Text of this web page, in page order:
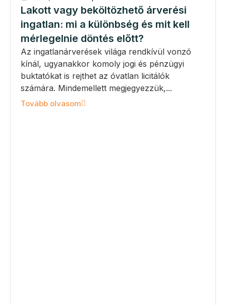
Lakott vagy beköltözhető árverési
ingatlan: mi a különbség és mit kell
mérlegelnie döntés előtt?
Az ingatlanárverések világa rendkívül vonzó
kínál, ugyanakkor komoly jogi és pénzügyi
buktatókat is rejthet az óvatlan licitálók
számára. Mindemellett megjegyezzük,...
Tovább olvasom